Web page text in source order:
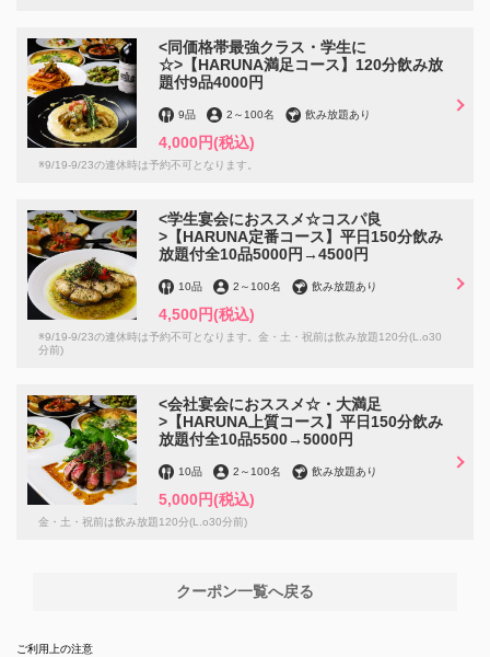
<同価格帯最強クラス・学生に
☆>【HARUNA満足コース】120分飲み放
題付9品4000円
9品 2 ～ 100名 飲み放題あり
4,000円(税込)
※9/19-9/23の連休時は予約不可となります。
<学生宴会におススメ☆コスパ良
>【HARUNA定番コース】平日150分飲み
放題付全10品5000円→4500円
10品 2 ～ 100名 飲み放題あり
4,500円(税込)
※9/19-9/23の連休時は予約不可となります。金・土・祝前は飲み放題120分(L.o30
分前)
<会社宴会におススメ☆・大満足
>【HARUNA上質コース】平日150分飲み
放題付全10品5500→5000円
10品 2 ～ 100名 飲み放題あり
5,000円(税込)
金・土・祝前は飲み放題120分(L.o30分前)
クーポン一覧へ戻る
ご利用上の注意
この店舗情報をシェアする
当日のご利用OK♪【記念日・誕生日の最高の想い出に】メ
ッセージプレート1500円→1000円◎ | HARUNA 食べ飲み
放題
愛媛県松山市二番町２-3-3
お店情報をコピー